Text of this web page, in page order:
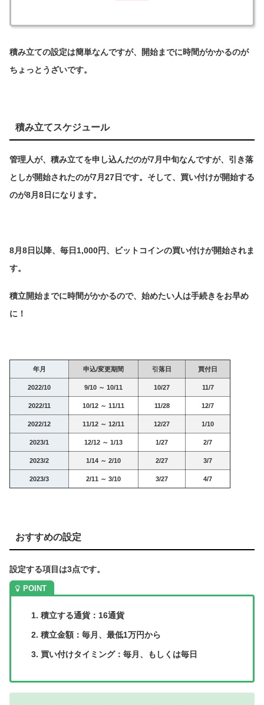
積み立ての設定は簡単なんですが、開始までに時間がかかるのが
ちょっとうざいです。
積み立てスケジュール
管理人が、積み立てを申し込んだのが7月中旬なんですが、引き落
としが開始されたのが7月27日です。そして、買い付けが開始する
のが8月8日になります。
8月8日以降、毎日1,000円、ビットコインの買い付けが開始されま
す。
積立開始までに時間がかかるので、始めたい人は手続きをお早め
に！
年月 申込/変更期間 引落日 買付日
2022/10 9/10 ～ 10/11 10/27 11/7
2022/11 10/12 ～ 11/11 11/28 12/7
2022/12 11/12 ～ 12/11 12/27 1/10
2023/1 12/12 ～ 1/13 1/27 2/7
2023/2 1/14 ～ 2/10 2/27 3/7
2023/3 2/11 ～ 3/10 3/27 4/7
おすすめの設定
設定する項目は3点です。
積立する通貨：16通貨
積立金額：毎月、最低1万円から
買い付けタイミング：毎月、もしくは毎日